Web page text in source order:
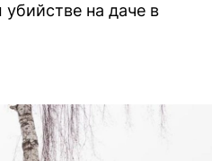
на даче в